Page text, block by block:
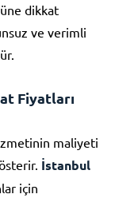
dikkat
ve verimli
Fiyatları
maliyeti
İstanbul
için